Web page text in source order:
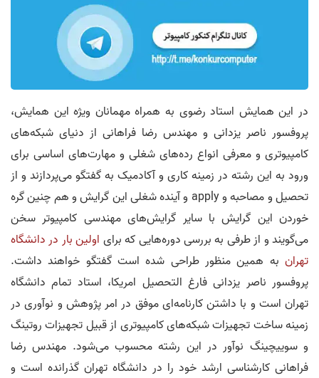
در این همایش استاد رضوی به همراه مهمانان ویژه این همایش،
پروفسور ناصر یزدانی و مهندس رضا فراهانی از دنیای شبکه‌های
کامپیوتری و معرفی انواع رده‌های شغلی و مهارت‌های اساسی برای
ورود به این رشته در زمینه کاری و آکادمیک به گفتگو می‌پردازند و از
تحصیل و مصاحبه و apply و آینده شغلی این گرایش و هم چنین گره
خوردن این گرایش با سایر گرایش‌های مهندسی کامپیوتر سخن
می‌گویند و از طرفی به بررسی دوره‌هایی که برای اولین بار در دانشگاه
تهران به همین منظور طراحی شده است گفتگو خواهند داشت.
پروفسور ناصر یزدانی فارغ التحصیل امریکا، استاد تمام دانشگاه
تهران است و با داشتن کارنامه‌ای موفق در امر پژوهش و نوآوری در
زمینه ساخت تجهیزات شبکه‌های کامپیوتری از قبیل تجهیزات روتینگ
و سوییچینگ نوآور در این رشته محسوب می‌شود. مهندس رضا
فراهانی کارشناسی ارشد خود را در دانشگاه تهران گذرانده است و